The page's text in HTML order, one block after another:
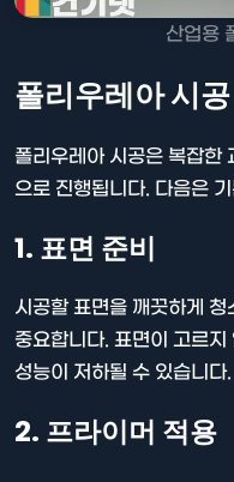
산업용
폴리우레아 시
폴리우레아 시공은 복잡한
으로 진행됩니다. 다음은
1. 표면 준비
시공할 표면을 깨끗하게 청
중요합니다. 표면이 고르
성능이 저하될 수 있습니다.
2. 프라이머 적용